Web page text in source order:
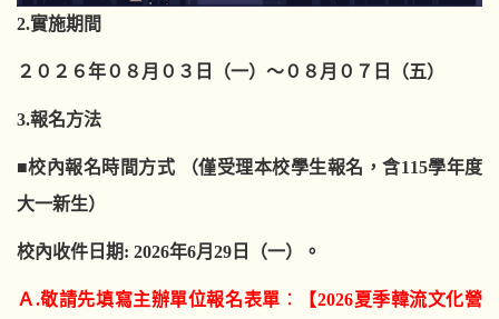
2.實施期間
２０２６年０８月０３日（一）〜０８月０７日（五）
3.報名方法
■校內報名時間方式 （僅受理本校學生報名，含115學年度
大一新生）
校內收件日期: 2026年6月 29 日（一）。
Ａ.敬請先填寫主辦單位報名表單 ： 【2026夏季韓流文化營